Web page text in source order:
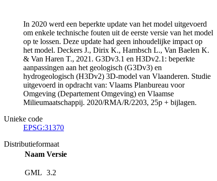
In 2020 werd een beperkte update van het model uitgevoerd
om enkele technische fouten uit de eerste versie van het model
op te lossen. Deze update had geen inhoudelijke impact op
het model. Deckers J., Dirix K., Hambsch L., Van Baelen K.
& Van Haren T., 2021. G3Dv3.1 en H3Dv2.1: beperkte
aanpassingen aan het geologisch (G3Dv3) en
hydrogeologisch (H3Dv2) 3D-model van Vlaanderen. Studie
uitgevoerd in opdracht van: Vlaams Planbureau voor
Omgeving (Departement Omgeving) en Vlaamse
Milieumaatschappij. 2020/RMA/R/2203, 25p + bijlagen.
Unieke code
EPSG:31370
Distributieformaat
Naam Versie
GML 3.2